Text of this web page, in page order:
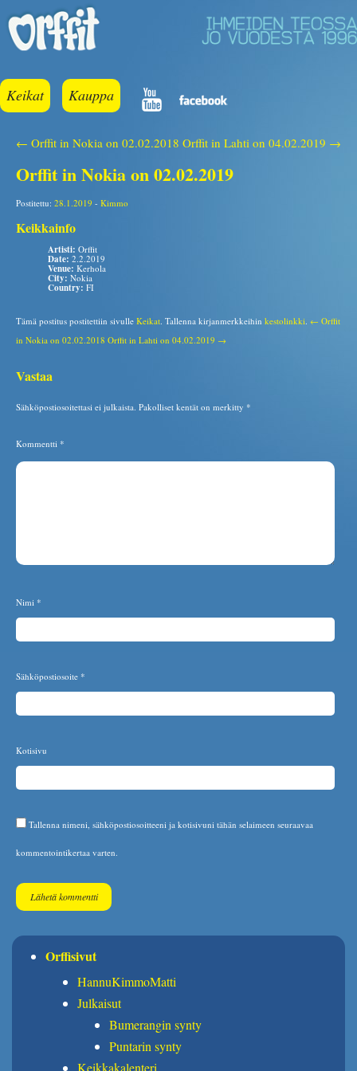
Keikat Kauppa
← Orffit in Nokia on 02.02.2018 Orffit in Lahti on 04.02.2019 →
Orffit in Nokia on 02.02.2019
Postitettu: 28.1.2019 - Kimmo
Keikkainfo
Artisti: Orffit
Date: 2.2.2019
Venue: Kerhola
City: Nokia
Country: FI
Tämä postitus postitettiin sivulle Keikat . Tallenna kirjanmerkkeihin kestolinkki ← Orffit
in Nokia on 02.02.2018 Orffit in Lahti on 04.02.2019 →
Vastaa
Sähköpostiosoitettasi ei julkaista. Pakolliset kentät on merkitty *
Kommentti *
Nimi *
Sähköpostiosoite *
Kotisivu
Tallenna nimeni, sähköpostiosoitteeni ja kotisivuni tähän selaimeen seuraavaa
kommentointikertaa varten.
Orffisivut
HannuKimmoMatti
Julkaisut
Bumerangin synty
Puntarin synty
Keikkakalenteri